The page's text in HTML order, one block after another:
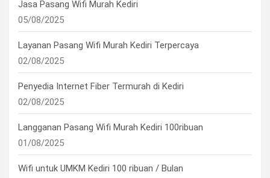
Jasa Pasang Wifi Murah Kediri
05/08/2025
Layanan Pasang Wifi Murah Kediri Terpercaya
02/08/2025
Penyedia Internet Fiber Termurah di Kediri
02/08/2025
Langganan Pasang Wifi Murah Kediri 100ribuan
01/08/2025
Wifi untuk UMKM Kediri 100 ribuan / Bulan